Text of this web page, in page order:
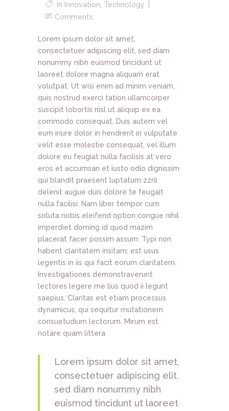
In Innovation Technology
Comments
Lorem ipsum dolor sit amet,
consectetuer adipiscing elit, sed diam
nonummy nibh euismod tincidunt ut
laoreet dolore magna aliquam erat
volutpat. Ut wisi enim ad minim veniam,
quis nostrud exerci tation ullamcorper
suscipit lobortis nisl ut aliquip ex ea
commodo consequat. Duis autem vel
eum iriure dolor in hendrerit in vulputate
velit esse molestie consequat, vel illum
dolore eu feugiat nulla facilisis at vero
eros et accumsan et iusto odio dignissim
qui blandit praesent luptatum zzril
delenit augue duis dolore te feugait
nulla facilisi. Nam liber tempor cum
soluta nobis eleifend option congue nihil
imperdiet doming id quod mazim
placerat facer possim assum. Typi non
habent claritatem insitam; est usus
legentis in iis qui facit eorum claritatem.
Investigationes demonstraverunt
lectores legere me lius quod ii legunt
saepius. Claritas est etiam processus
dynamicus, qui sequitur mutationem
consuetudium lectorum. Mirum est
notare quam littera
Lorem ipsum dolor sit amet,
consectetuer adipiscing elit,
sed diam nonummy nibh
euismod tincidunt ut laoreet